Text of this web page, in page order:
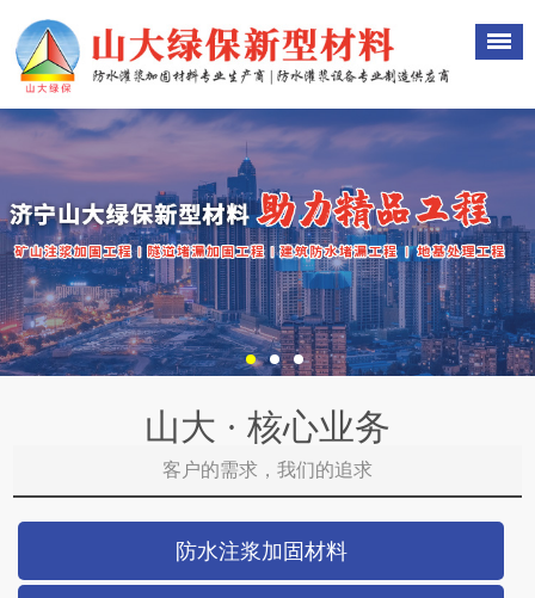
山大 · 核心业务
客户的需求，我们的追求
防水注浆加固材料